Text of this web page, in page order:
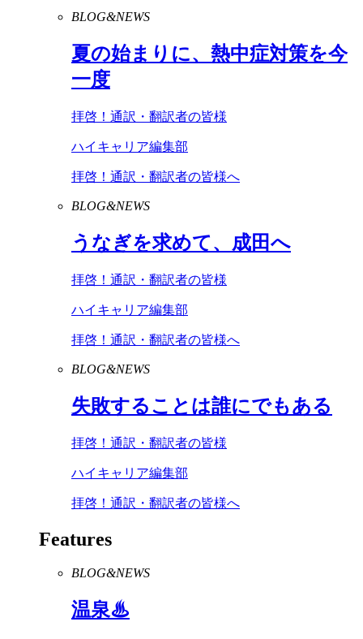
BLOG&NEWS
夏の始まりに、熱中症対策を今
一度
拝啓！通訳・翻訳者の皆様
ハイキャリア編集部
拝啓！通訳・翻訳者の皆様へ
BLOG&NEWS
うなぎを求めて、成田へ
拝啓！通訳・翻訳者の皆様
ハイキャリア編集部
拝啓！通訳・翻訳者の皆様へ
BLOG&NEWS
失敗することは誰にでもある
拝啓！通訳・翻訳者の皆様
ハイキャリア編集部
拝啓！通訳・翻訳者の皆様へ
Features
BLOG&NEWS
温泉♨